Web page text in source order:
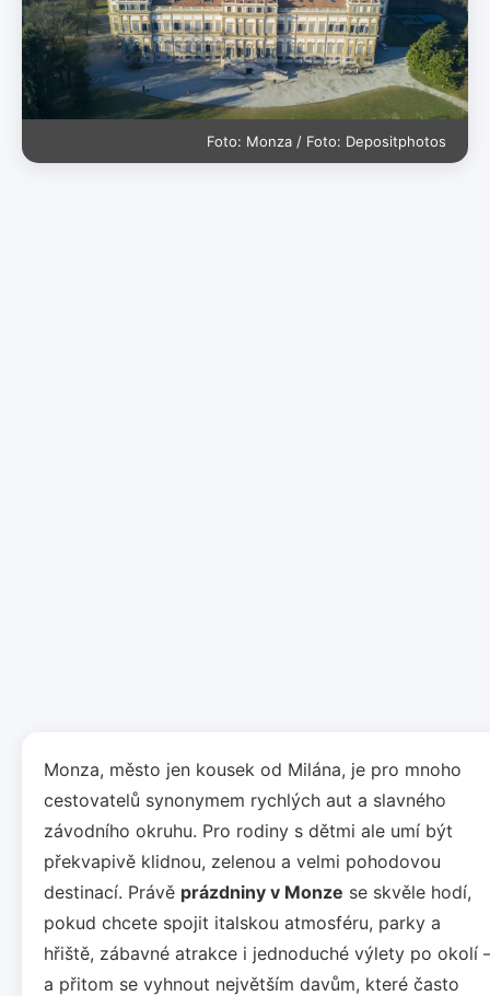
Foto: Monza / Foto: Depositphotos
Monza, město jen kousek od Milána, je pro mnoho
cestovatelů synonymem rychlých aut a slavného
závodního okruhu. Pro rodiny s dětmi ale umí být
překvapivě klidnou, zelenou a velmi pohodovou
destinací. Právě prázdniny v Monze se skvěle hodí,
pokud chcete spojit italskou atmosféru, parky a
hřiště, zábavné atrakce i jednoduché výlety po okolí
a přitom se vyhnout největším davům, které často